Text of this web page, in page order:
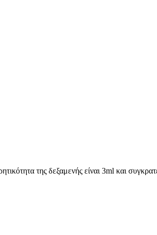
της δεξαμενής είναι 3ml και